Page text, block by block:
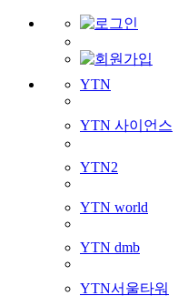
YTN
YTN 사이언스
YTN2
YTN world
YTN dmb
YTN서울타워